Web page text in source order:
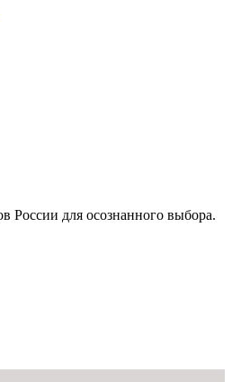
России для осознанного выбора.